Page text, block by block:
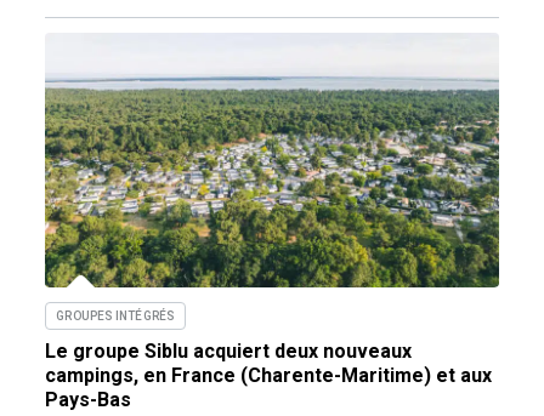
GROUPES INTÉGRÉS
Le groupe Siblu acquiert deux nouveaux
campings, en France (Charente-Maritime) et aux
Pays-Bas